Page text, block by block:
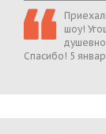
шоу!
Спасибо! 5